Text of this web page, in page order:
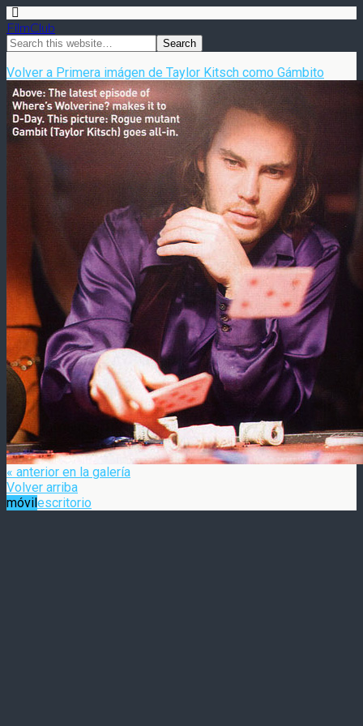
FilmClub
Volver a Primera imágen de Taylor Kitsch como Gámbito
« anterior en la galería
Volver arriba
móvilescritorio